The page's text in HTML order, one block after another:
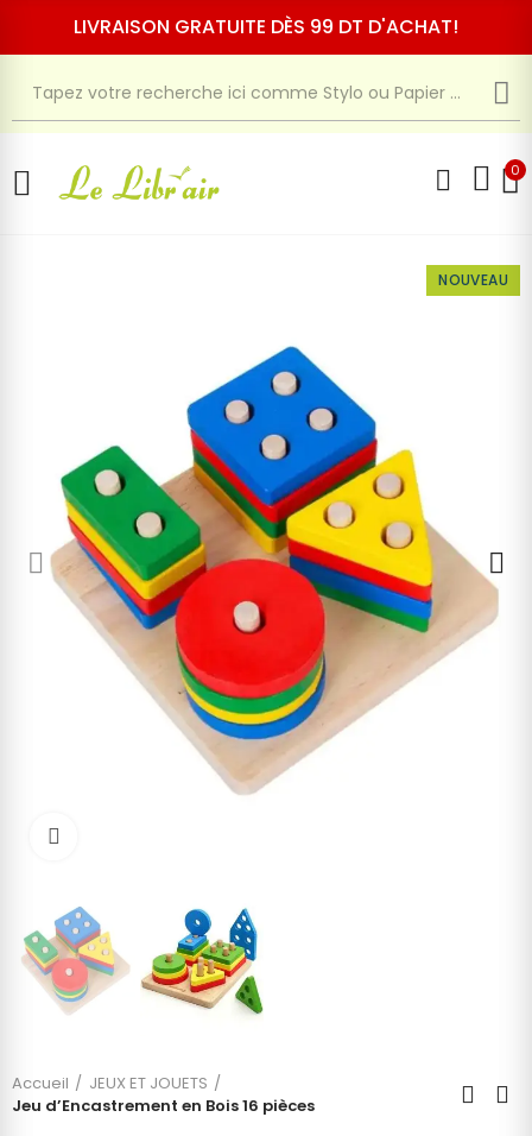
LIVRAISON GRATUITE DÈS 99 DT D'ACHAT!
0
NOUVEAU
Accueil
JEUX ET JOUETS
Jeu d’Encastrement en Bois 16 pièces